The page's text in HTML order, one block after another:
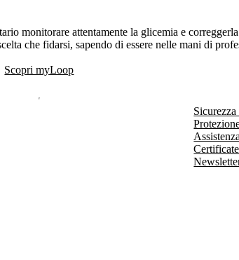
monitorare attentamente la glicemia e
che fidarsi, sapendo di essere nelle mani di
Scopri myLoop